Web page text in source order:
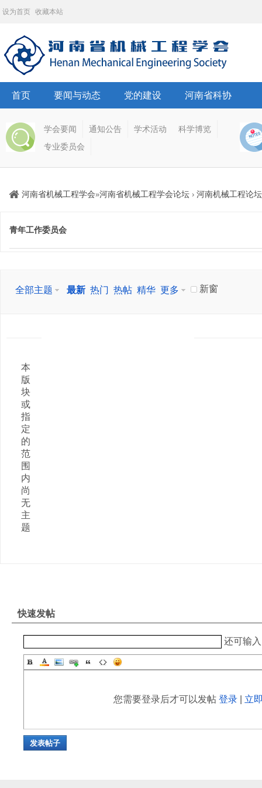
设为首页 收藏本站
首页 要闻与动态 党的建设 河南省科协
学会要闻 通知公告 学术活动
科学博览
专业委员会
河南省机械工程学会»河南省机械工程学会论坛 › 河南机械工程论坛
青年工作委员会
新窗
全部主题 最新 热门 热帖 精华 更多
本
版
块
或
指
定
的
范
围
内
尚
无
主
题
快速发帖
还可输
您需要登录后才可以发帖 登录| 立
发表帖子